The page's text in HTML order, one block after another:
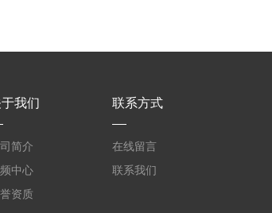
我们
简介
中心
资质
联系方式
在线留言
联系我们